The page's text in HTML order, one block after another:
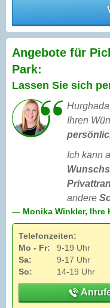
Angebote für
Park:
Lassen Sie sich
Ihren
Ich kann
andere
— Monika Winkler, Ihre
Telefonzeiten:
Mo - Fr:
9-19 Uhr
Sa:
9-17 Uhr
So:
14-19 Uhr